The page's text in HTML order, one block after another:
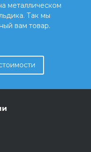
металлическом
Так мы
вам товар.